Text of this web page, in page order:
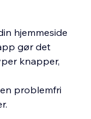
hjemmeside
gør det
knapper,
problemfri